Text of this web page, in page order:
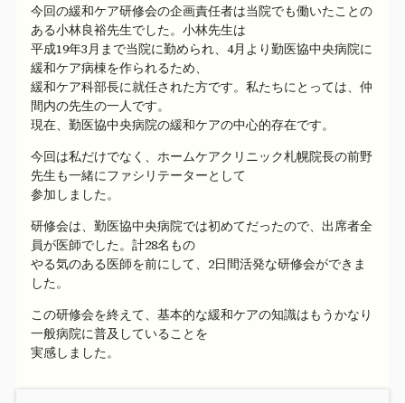
今回の緩和ケア研修会の企画責任者は当院でも働いたことの
ある小林良裕先生でした。小林先生は
平成19年3月まで当院に勤められ、4月より勤医協中央病院に
緩和ケア病棟を作られるため、
緩和ケア科部長に就任された方です。私たちにとっては、仲
間内の先生の一人です。
現在、勤医協中央病院の緩和ケアの中心的存在です。
今回は私だけでなく、ホームケアクリニック札幌院長の前野
先生も一緒にファシリテーターとして
参加しました。
研修会は、勤医協中央病院では初めてだったので、出席者全
員が医師でした。計28名もの
やる気のある医師を前にして、2日間活発な研修会ができま
した。
この研修会を終えて、基本的な緩和ケアの知識はもうかなり
一般病院に普及していることを
実感しました。